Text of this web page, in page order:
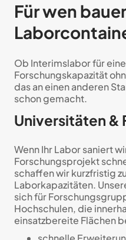
Für wen
Ob Interimslabor für
Forschungskapazität
das an einen anderen
schon gemacht.
Universitäten &
Wenn Ihr Labor saniert
Forschungsprojekt
schaffen wir kurzfristig
Laborkapazitäten.
sich für
Hochschulen, die
einsatzbereite Flächen